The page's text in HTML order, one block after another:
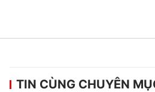
TIN CÙNG CHUYÊN